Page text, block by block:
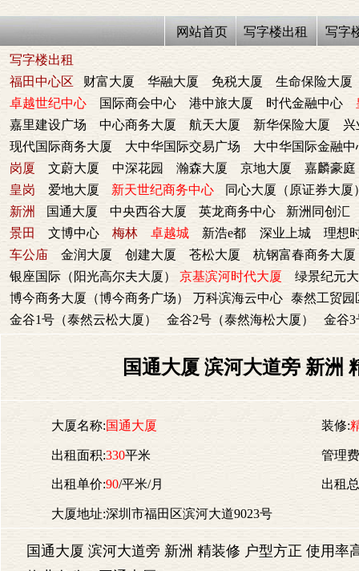
网站首页 写字楼出租 写字
写字楼出租
福田中心区
财富大厦 华融大厦 免税大厦
生命保险大厦
卓越世纪中心
国际商会中心 港中旅大厦 时代金融中心
嘉里建设广场
中心商务大厦 航天大厦 新华保险大厦
兴
现代国际商务大厦
大中华国际交易广场
大中华国际金融中
岗厦
文蔚大厦 中深花园 瀚森大厦 京地大厦
嘉麟豪庭
皇岗
爱地大厦 新天世纪商务中心
同心大厦（原证券大厦
新洲
国通大厦 中央西谷大厦 英龙商务中心
新洲同创汇
景田
文博中心 梅林 卓越城 新浩e都 深业上城
理想
车公庙
金润大厦 创建大厦 苍松大厦
杭钢富春商务大厦
银座国际（阳光高尔夫大厦）
京基滨河时代大厦
绿景纪元
博今商务大厦（博今商务广场）
万科滨海云中心 泰然工贸园
金谷1号（泰然云松大厦）
金谷2号（泰然海松大厦） 金谷
国通大厦 滨河大道旁 新洲
大厦名称:国通大厦 装修:
出租面积:330平米 管理
出租单价:90/平米/月 出租
大厦地址:深圳市福田区滨河大道9023号
国通大厦 滨河大道旁 新洲 精装修 户型方正 使用率